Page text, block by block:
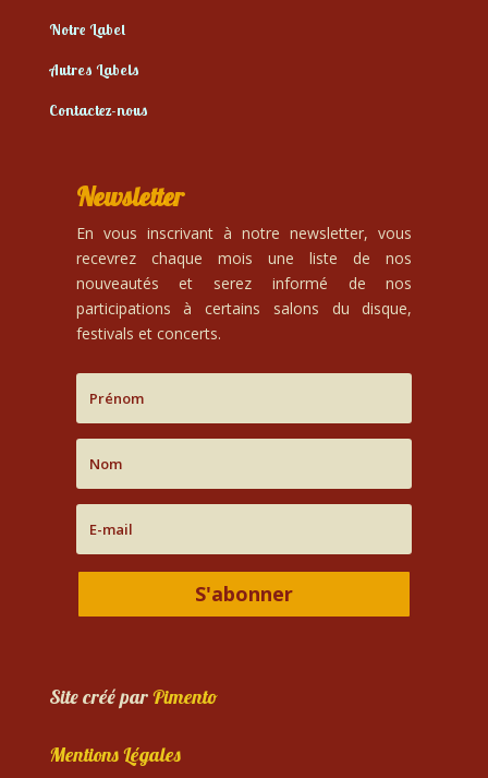
Notre Label
Autres Labels
Contactez-nous
Newsletter
En vous inscrivant à notre newsletter, vous
recevrez chaque mois une liste de nos
nouveautés et serez informé de nos
participations à certains salons du disque,
festivals et concerts.
S'abonner
Site créé parPimento
Mentions Légales